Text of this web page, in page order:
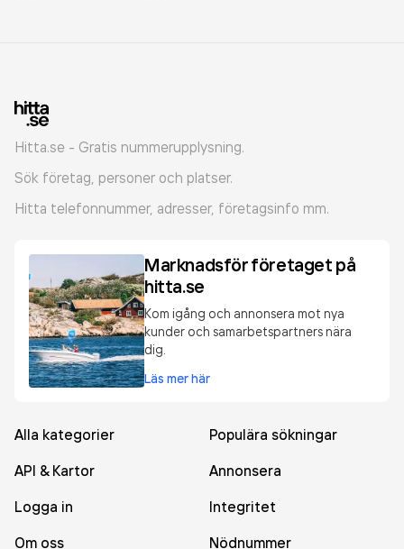
Hitta.se - Gratis nummerupplysning.
Sök företag, personer och platser.
Hitta telefonnummer, adresser, företagsinfo mm.
Marknadsför företaget på
hitta.se
Kom igång och annonsera mot nya
kunder och samarbetspartners nära
dig.
Läs mer här
Alla kategorier
Populära sökningar
API & Kartor
Annonsera
Logga in
Integritet
Om oss
Nödnummer